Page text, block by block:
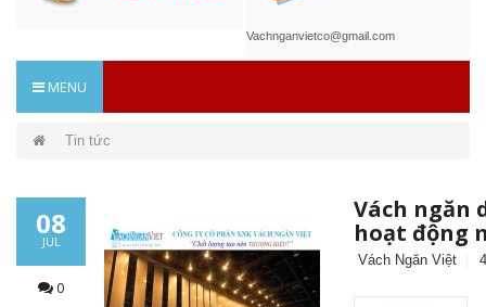
Vachnganvietco@gmail.com
MENU
Tin tức
08
JUL
0
Vách ngăn
hoạt động
Vách Ngăn Việt